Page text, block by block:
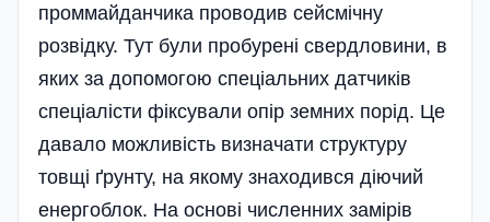
проммайданчика проводив сейсмічну
розвідку. Тут були пробурені свердловини, в
яких за допомогою спеціальних датчиків
спеціалісти фіксували опір земних порід. Це
давало можливість визначати структуру
товщі ґрунту, на якому знаходився діючий
енергоблок. На основі численних замірів